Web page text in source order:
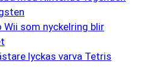
Wii som nyckelring blir
lyckas varva Tetris